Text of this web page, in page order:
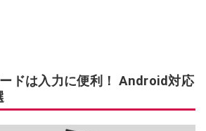
ドは入力に便利！ Android対応